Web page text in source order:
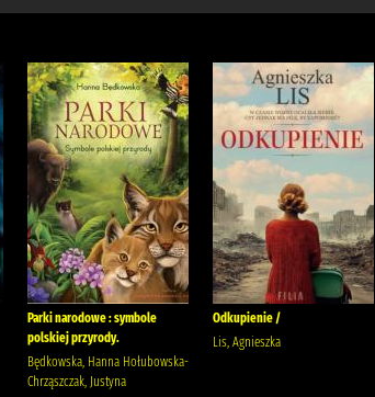
Parki narodowe : symbole
polskiej przyrody.
Będkowska, Hanna Hołubowska-
Chrząszczak, Justyna
Odkupienie /
Lis, Agnieszka